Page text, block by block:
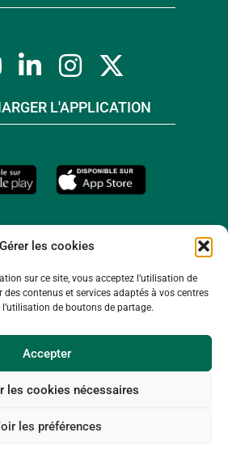
Gérer les cookies
sur ce site, vous acceptez l’utilisation de
contenus et services adaptés à vos centres
de boutons de partage.
Accepter
les cookies nécessaires
les préférences
L'APPLICATION
-
de confidentialité